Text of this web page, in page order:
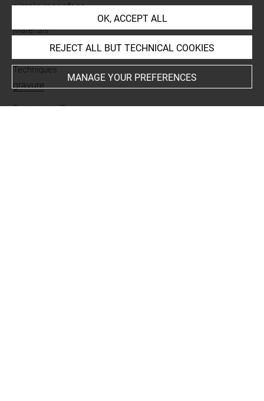
simple monoface
Materials
faïence siliceuse-bleu égyptien
Techniques
gravure
Description/Features
OK, ACCEPT ALL
REJECT ALL BUT TECHNICAL COOKIES
MANAGE YOUR PREFERENCES